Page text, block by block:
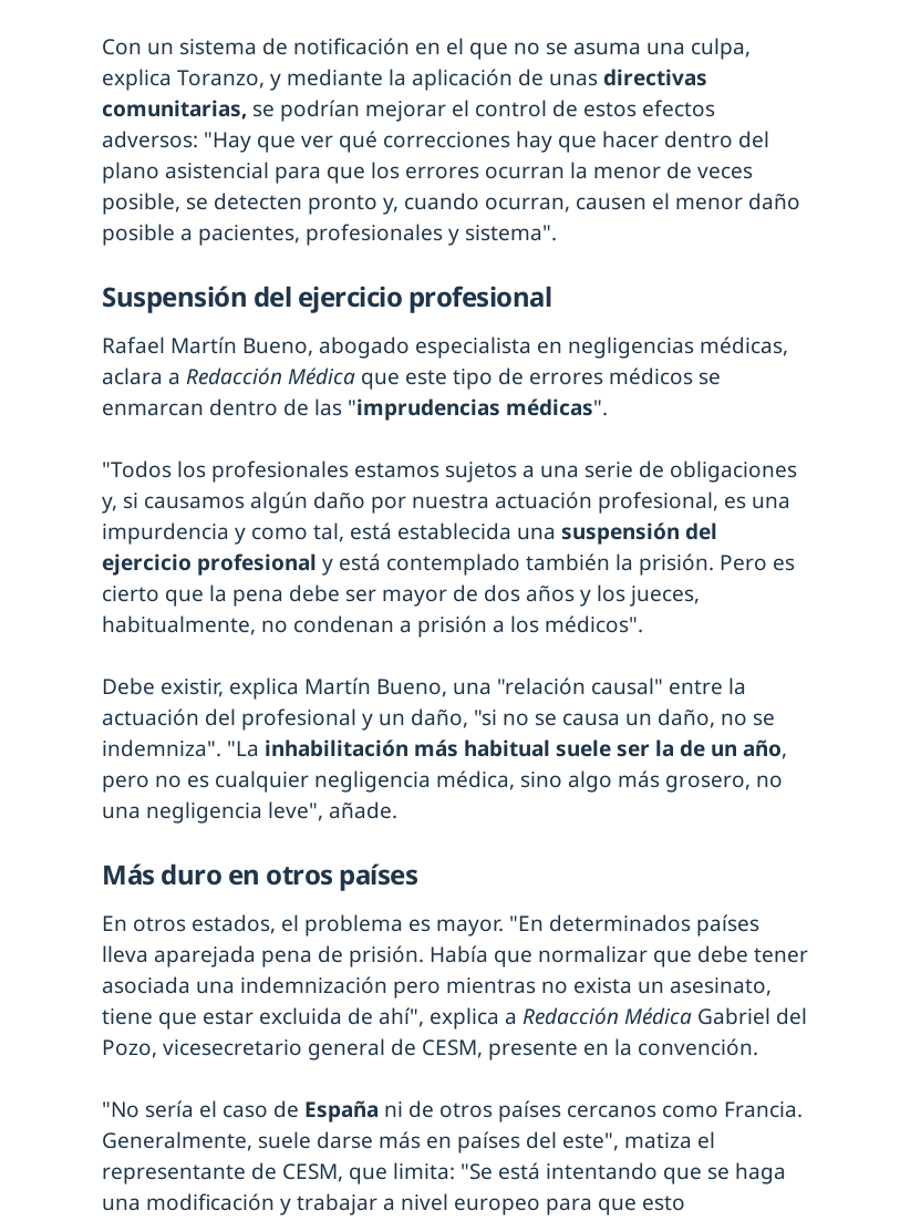
Con un sistema de notificación en el que no se asuma una culpa,
explica Toranzo, y mediante la aplicación de unas directivas
comunitarias, se podrían mejorar el control de estos efectos
adversos: "Hay que ver qué correcciones hay que hacer dentro del
plano asistencial para que los errores ocurran la menor de veces
posible, se detecten pronto y, cuando ocurran, causen el menor daño
posible a pacientes, profesionales y sistema".
Suspensión del ejercicio profesional
Rafael Martín Bueno, abogado especialista en negligencias médicas,
aclara a Redacción Médica que este tipo de errores médicos se
enmarcan dentro de las "imprudencias médicas".
"Todos los profesionales estamos sujetos a una serie de obligaciones
y, si causamos algún daño por nuestra actuación profesional, es una
impurdencia y como tal, está establecida una suspensión del
ejercicio profesional y está contemplado también la prisión. Pero es
cierto que la pena debe ser mayor de dos años y los jueces,
habitualmente, no condenan a prisión a los médicos".
Debe existir, explica Martín Bueno, una "relación causal" entre la
actuación del profesional y un daño, "si no se causa un daño, no se
indemniza". "La inhabilitación más habitual suele ser la de un año,
pero no es cualquier negligencia médica, sino algo más grosero, no
una negligencia leve", añade.
Más duro en otros países
En otros estados, el problema es mayor. "En determinados países
lleva aparejada pena de prisión. Había que normalizar que debe tener
asociada una indemnización pero mientras no exista un asesinato,
tiene que estar excluida de ahí", explica a Redacción Médica Gabriel del
Pozo, vicesecretario general de CESM, presente en la convención.
"No sería el caso de España ni de otros países cercanos como Francia.
Generalmente, suele darse más en países del este", matiza el
representante de CESM, que limita: "Se está intentando que se haga
una modificación y trabajar a nivel europeo para que esto